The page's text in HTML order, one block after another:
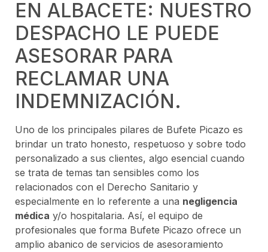
EN ALBACETE: NUESTRO
DESPACHO LE PUEDE
ASESORAR PARA
RECLAMAR UNA
INDEMNIZACIÓN.
Uno de los principales pilares de Bufete Picazo es
brindar un trato honesto, respetuoso y sobre todo
personalizado a sus clientes, algo esencial cuando
se trata de temas tan sensibles como los
relacionados con el Derecho Sanitario y
especialmente en lo referente a una negligencia
médica y/o hospitalaria. Así, el equipo de
profesionales que forma Bufete Picazo ofrece un
amplio abanico de servicios de asesoramiento